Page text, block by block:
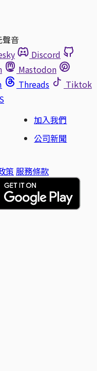
聲音
Discord
Mastodon
Threads
Tiktok
加入我們
公司新聞
策 服務條款